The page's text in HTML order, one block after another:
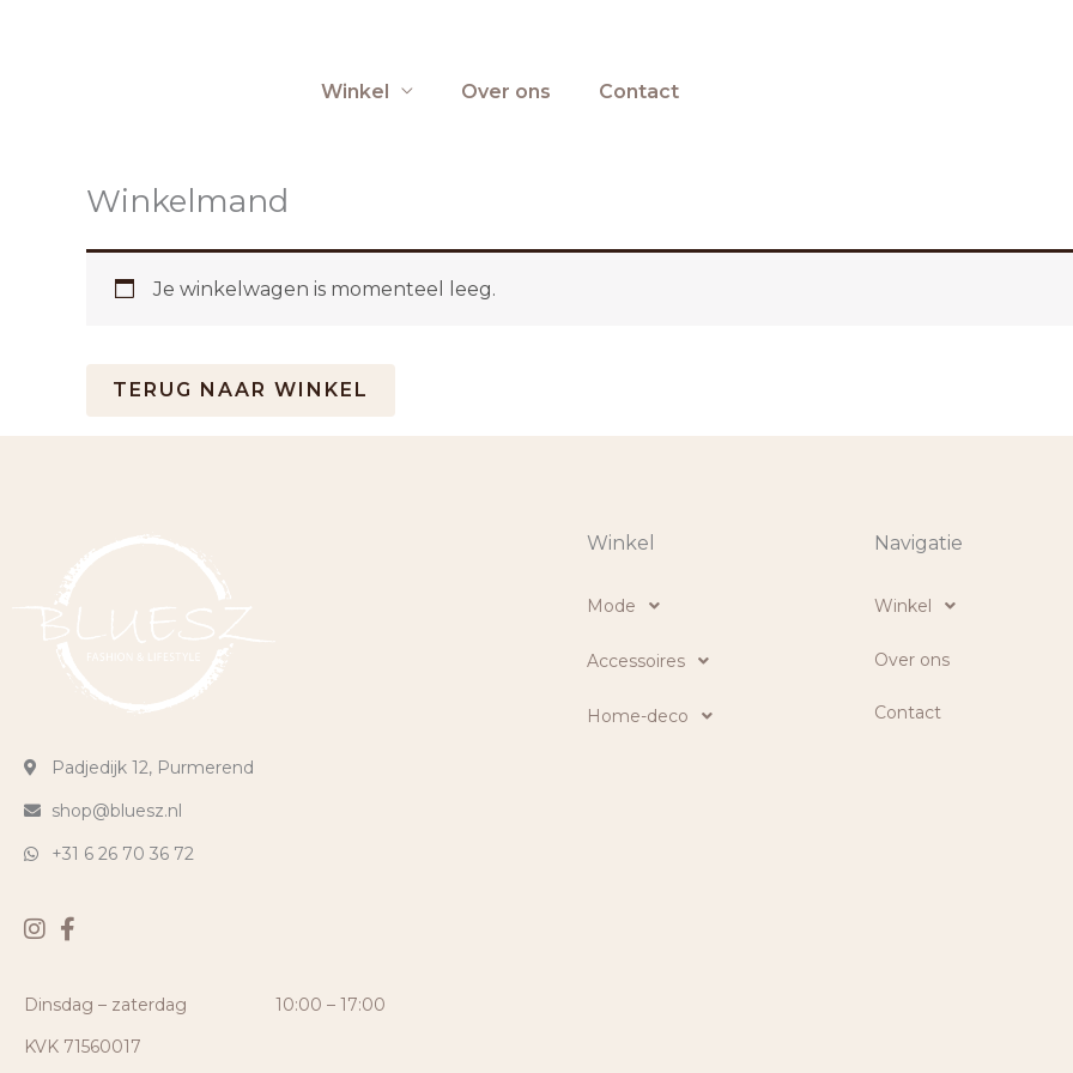
Winkel Over ons Contact
Winkelmand
Je winkelwagen is momenteel leeg.
TERUG NAAR WINKEL
Padjedijk 12, Purmerend
shop@bluesz.nl
+31 6 26 70 36 72
Dinsdag – zaterdag
10:00 – 17:00
KVK 71560017
Winkel
Mode
Accessoires
Home-deco
Navigatie
Winkel
Over ons
Contact